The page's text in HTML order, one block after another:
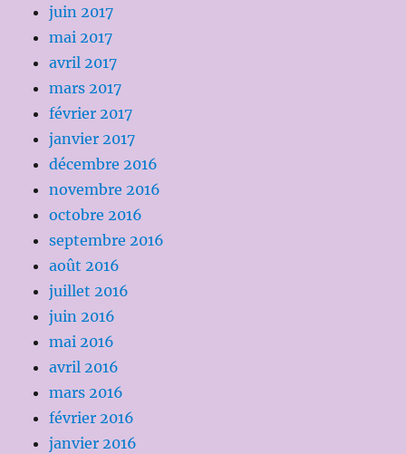
juin 2017
mai 2017
avril 2017
mars 2017
février 2017
janvier 2017
décembre 2016
novembre 2016
octobre 2016
septembre 2016
août 2016
juillet 2016
juin 2016
mai 2016
avril 2016
mars 2016
février 2016
janvier 2016